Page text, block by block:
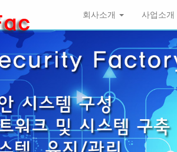
회사소개 사업소개